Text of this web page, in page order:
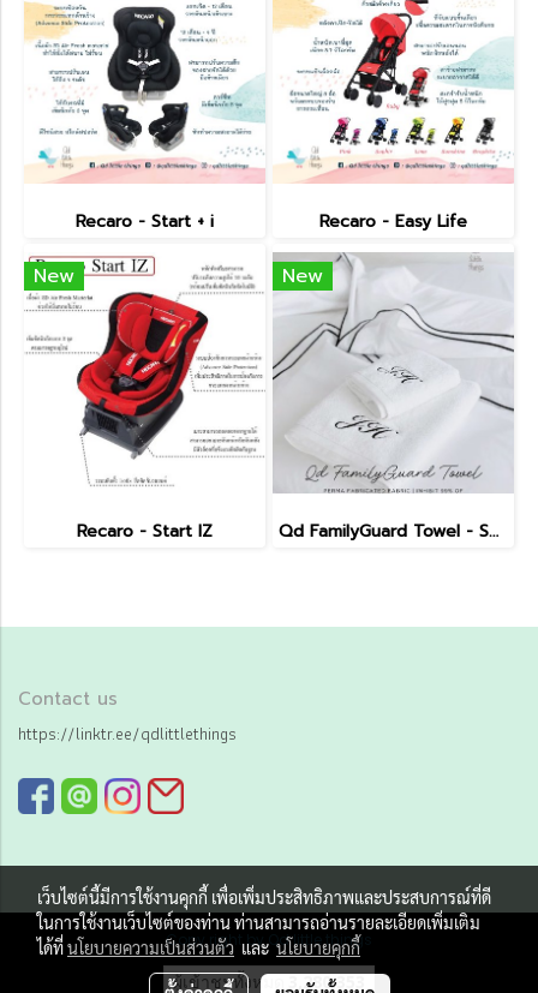
Recaro - Start + i Recaro - Easy Life
New
Recaro - Start IZ
New
Qd FamilyGuard Towel - Small Size 38x81cm
Contact us
https://linktr.ee/qdlittlethings
Copy right by Qd little things
ผู้เข้าชมทั้งหมด3,280,353
เว็บไซต์นี้มีการใช้งานคุกกี้ เพื่อเพิ่มประสิทธิภาพและประสบการณ์ที่ดี
ในการใช้งานเว็บไซต์ของท่าน ท่านสามารถอ่านรายละเอียดเพิ่มเติม
ได้ที่นโยบายความเป็นส่วนตัว และ นโยบายคุกกี้